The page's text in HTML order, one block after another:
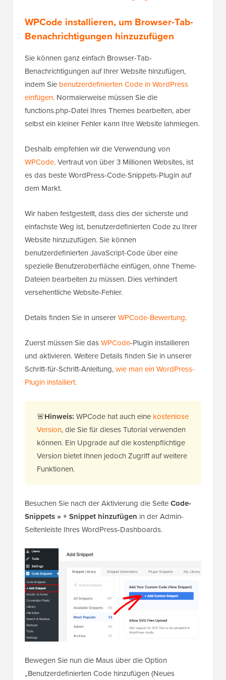
WPCode installieren, um Browser-Tab-
Benachrichtigungen hinzuzufügen
Sie können ganz einfach Browser-Tab-
Benachrichtigungen auf Ihrer Website hinzufügen,
indem Sie benutzerdefinierten Code in WordPress
einfügen. Normalerweise müssen Sie die
functions.php-Datei Ihres Themes bearbeiten, aber
selbst ein kleiner Fehler kann Ihre Website lahmlegen.
Deshalb empfehlen wir die Verwendung von
WPCode. Vertraut von über 3 Millionen Websites, ist
es das beste WordPress-Code-Snippets-Plugin auf
dem Markt.
Wir haben festgestellt, dass dies der sicherste und
einfachste Weg ist, benutzerdefinierten Code zu Ihrer
Website hinzuzufügen. Sie können
benutzerdefinierten JavaScript-Code über eine
spezielle Benutzeroberfläche einfügen, ohne Theme-
Dateien bearbeiten zu müssen. Dies verhindert
versehentliche Website-Fehler.
Details finden Sie in unsererWPCode-Bewertung.
Zuerst müssen Sie dasWPCode-Plugin installieren
und aktivieren. Weitere Details finden Sie in unserer
Schritt-für-Schritt-Anleitung,wie man ein WordPress-
Plugin installiert.
🚨Hinweis: WPCode hat auch eine kostenlose
Version, die Sie für dieses Tutorial verwenden
können. Ein Upgrade auf die kostenpflichtige
Version bietet Ihnen jedoch Zugriff auf weitere
Funktionen.
Besuchen Sie nach der Aktivierung die SeiteCode-
Snippets » + Snippet hinzufügen in der Admin-
Seitenleiste Ihres WordPress-Dashboards.
Bewegen Sie nun die Maus über die Option
„Benutzerdefinierten Code hinzufügen (Neues